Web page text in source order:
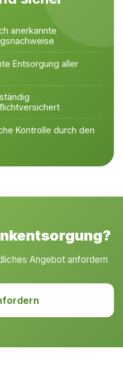
anerkannte
Entsorgung aller
Kontrolle durch den
Angebot anfordern